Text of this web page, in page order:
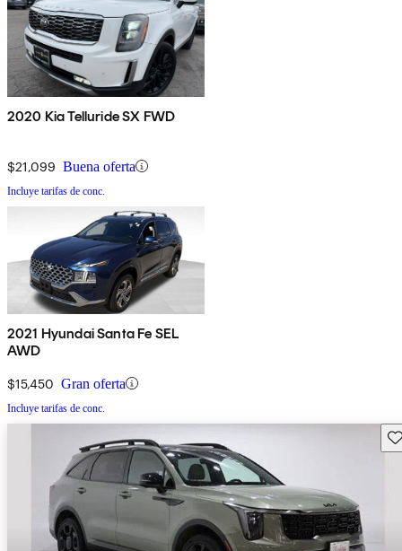
2020 Kia Telluride SX FWD
$21,099 Buena oferta
Incluye tarifas de conc.
2021 Hyundai Santa Fe SEL
AWD
$15,450 Gran oferta
Incluye tarifas de conc.